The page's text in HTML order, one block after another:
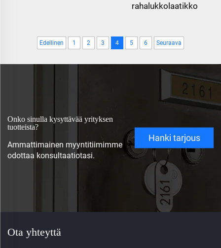
rahalukkolaatikko
Edellinen 1 2 3 4 5 6 Seuraava
Onko sinulla kysyttävää yrityksen
tuotteista?
Ammattimainen myyntitiimimme
odottaa konsultaatiotasi.
Hanki tarjous
Ota yhteyttä